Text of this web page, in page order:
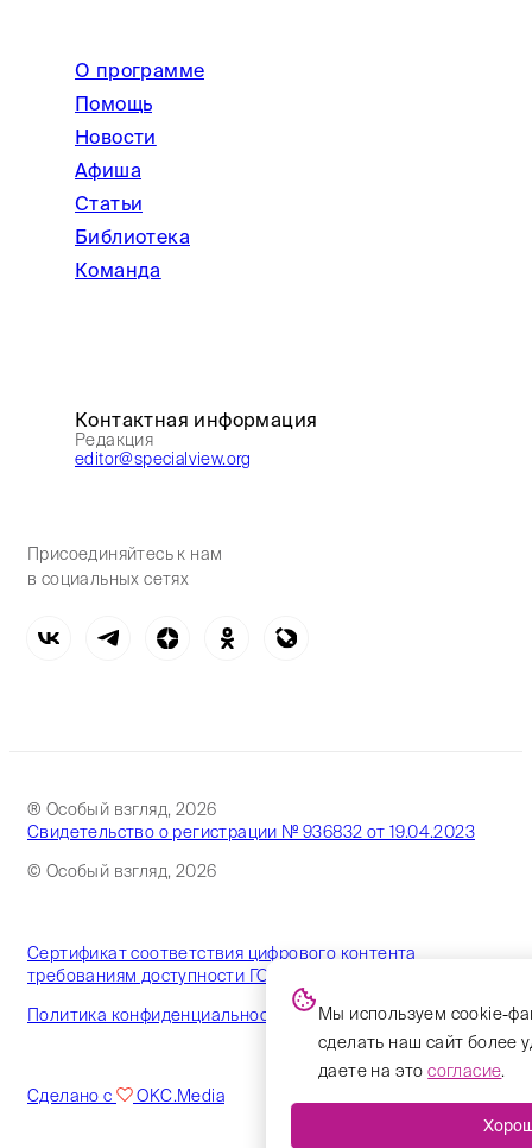
О программе
Помощь
Новости
Афиша
Статьи
Библиотека
Команда
Контактная информация
Редакция
editor@specialview.org
Присоединяйтесь к нам
в социальных сетях
® Особый взгляд, 2026
Свидетельство о регистрации № 936832 от 19.04.2023
© Особый взгляд, 2026
Сертификат соответствия цифрового контента
требованиям доступности ГОСТ
Политика конфиденциальности
Сделано с OKC.Media
Мы используем cookie-
сделать наш сайт более
даете на этосогласие.